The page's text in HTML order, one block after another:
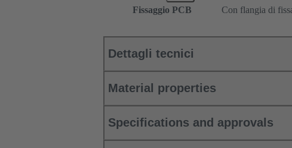
Fissaggio PCB Con flangia di
Dettagli tecnici
Material properties
Specifications and approvals